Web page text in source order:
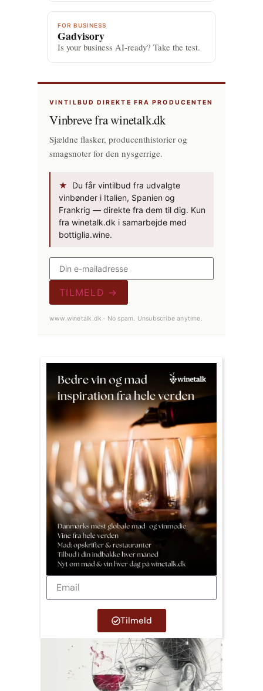
FOR BUSINESS
Gadvisory
Is your business AI-ready? Take the test.
VINTILBUD DIREKTE FRA PRODUCENTEN
Vinbreve fra winetalk.dk
Sjældne flasker, producenthistorier og
smagsnoter for den nysgerrige.
★
Du får vintilbud fra udvalgte
vinbønder i Italien, Spanien og
Frankrig — direkte fra dem til dig. Kun
fra winetalk.dk i samarbejde med
bottiglia.wine.
TILMELD →
www.winetalk.dk · No spam. Unsubscribe anytime.
Tilmeld